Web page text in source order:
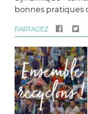
bonnes pratiques
PARTAGEZ